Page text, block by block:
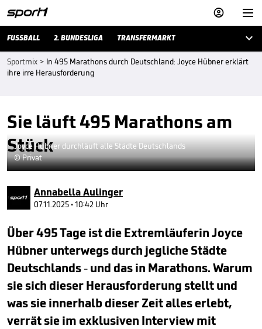


FUSSBALL 2. BUNDESLIGA TRANSFERMARKT 
Sportmix > In 495 Marathons durch Deutschland: Joyce Hübner erklärt
ihre irre Herausforderung
Sie läuft 495 Marathons am
Stück
Joyce Hübner durchläuft alle Städte Deutschlands
© Privat
Annabella Aulinger
07.11.2025 • 10:42 Uhr
Über 495 Tage ist die Extremläuferin Joyce
Hübner unterwegs durch jegliche Städte
Deutschlands - und das in Marathons. Warum
sie sich dieser Herausforderung stellt und
was sie innerhalb dieser Zeit alles erlebt,
verrät sie im exklusiven Interview mit